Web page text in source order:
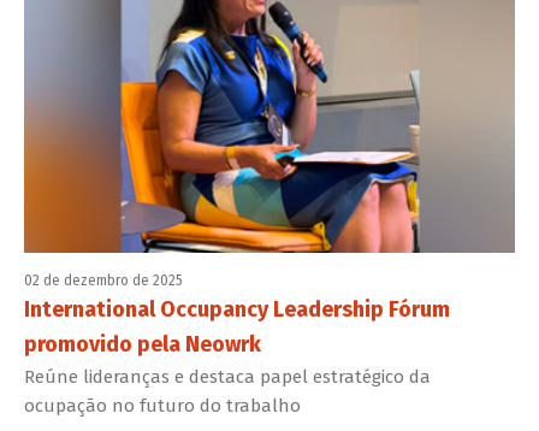
02 de dezembro de 2025
International Occupancy Leadership Fórum
promovido pela Neowrk
Reúne lideranças e destaca papel estratégico da
ocupação no futuro do trabalho